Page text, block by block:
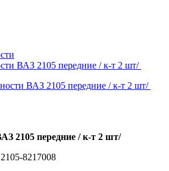
ВАЗ 2105 передние / к-т 2 шт/
2105 передние / к-т 2 шт/
2105-8217008